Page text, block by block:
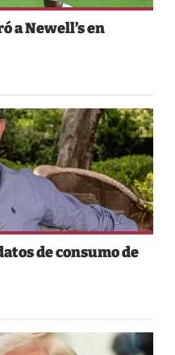
a Newell’s en
de consumo de